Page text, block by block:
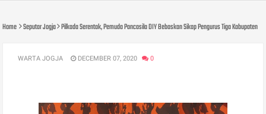
Home Seputar Jogja Pilkada Serentak, Pemuda Pancasila DIY Bebaskan Sikap Pengurus Tiga Kabupaten
WARTA JOGJA DECEMBER 07, 2020 0